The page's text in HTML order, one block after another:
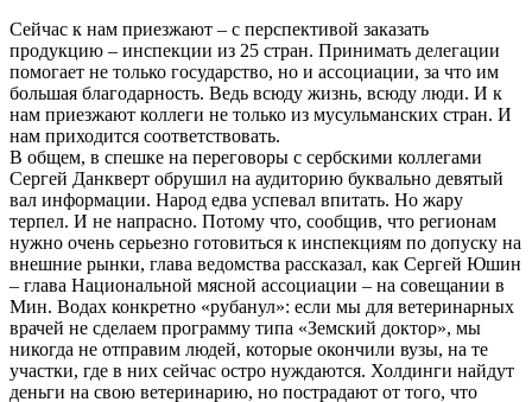
Сейчас к нам приезжают – с перспективой заказать
продукцию – инспекции из 25 стран. Принимать делегации
помогает не только государство, но и ассоциации, за что им
большая благодарность. Ведь всюду жизнь, всюду люди. И к
нам приезжают коллеги не только из мусульманских стран. И
нам приходится соответствовать.
В общем, в спешке на переговоры с сербскими коллегами
Сергей Данкверт обрушил на аудиторию буквально девятый
вал информации. Народ едва успевал впитать. Но жару
терпел. И не напрасно. Потому что, сообщив, что регионам
нужно очень серьезно готовиться к инспекциям по допуску на
внешние рынки, глава ведомства рассказал, как Сергей Юшин
– глава Национальной мясной ассоциации – на совещании в
Мин. Водах конкретно «рубанул»: если мы для ветеринарных
врачей не сделаем программу типа «Земский доктор», мы
никогда не отправим людей, которые окончили вузы, на те
участки, где в них сейчас остро нуждаются. Холдинги найдут
деньги на свою ветеринарию, но пострадают от того, что